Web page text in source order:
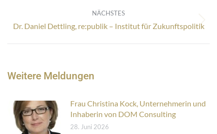
NÄCHSTES
Nächster
Dr. Daniel Dettling, re:publik – Institut für Zukunftspolitik
Weitere Meldungen
Frau Christina Kock, Unternehmerin und
Inhaberin von DOM Consulting
28. Juni 2026